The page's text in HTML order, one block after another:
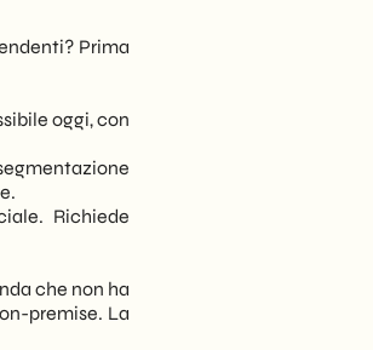
Prima
oggi, con
Richiede
che non ha
premise. La